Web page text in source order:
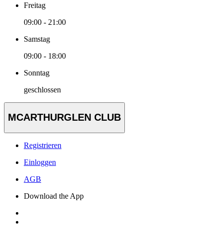
Freitag
09:00 - 21:00
Samstag
09:00 - 18:00
Sonntag
geschlossen
MCARTHURGLEN CLUB
Registrieren
Einloggen
AGB
Download the App